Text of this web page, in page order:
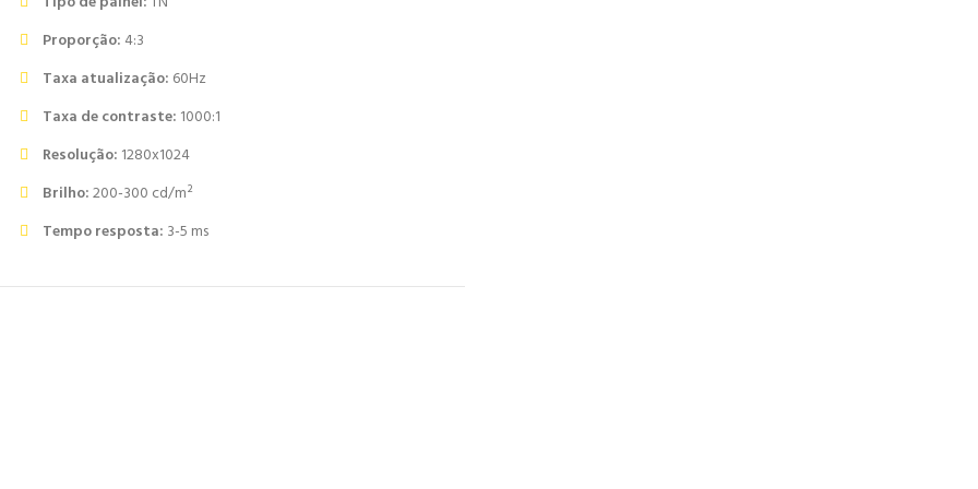
Proporção: 4:3
Taxa atualização: 60Hz
Taxa de contraste: 1000:1
Resolução: 1280x1024
Brilho:200-300 cd/m²
Tempo resposta: 3-5 ms